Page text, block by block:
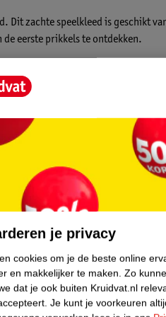
Dit zachte speelkleed is geschikt
eerste prikkels te ontdekken.
stoffen speeltjes. De
wordt gestimuleerd om te
je privacy
cookies om je de beste online
en makkelijker te maken. Zo
dat je ook buiten Kruidvat.nl
Je kunt je voorkeuren